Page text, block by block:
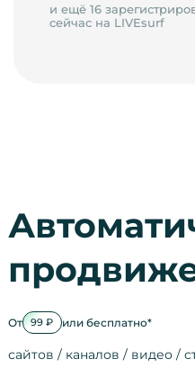
и ещё 16
сейчас на LIVEsurf
От 99 ₽ или бесплатно*
сайтов / каналов / видео /